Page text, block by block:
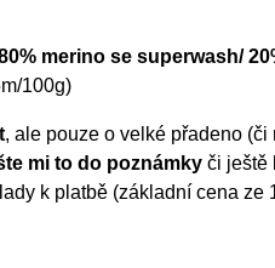
merino se superwash/
100g)
, ale pouze o velké přadeno
mi to do poznámkyči ještě
k platbě (základní cena